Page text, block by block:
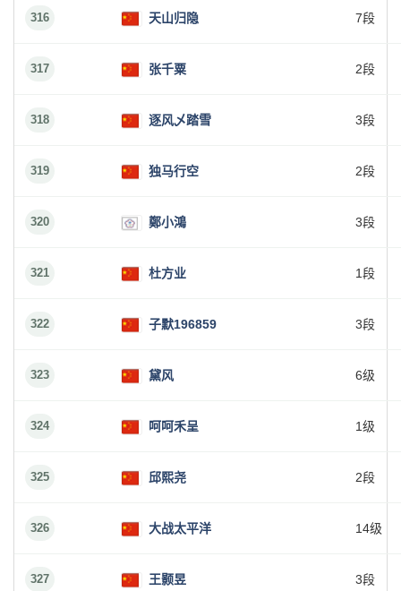
316 天山归隐 7段
317 张千粟 2段
318 逐风乄踏雪 3段
319 独马行空 2段
320 鄭小鴻 3段
321 杜方业 1段
322 子默196859 3段
323 黛风 6级
324 呵呵禾呈 1级
325 邱熙尧 2段
326 大战太平洋 14级
327 王颢昱 3段